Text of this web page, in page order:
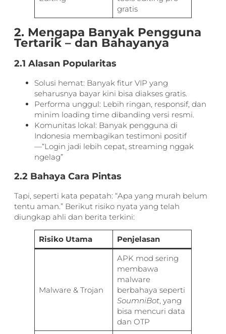
gratis
2. Mengapa Banyak Pengguna
Tertarik – dan Bahayanya
2.1 Alasan Popularitas
Solusi hemat: Banyak fitur VIP yang
seharusnya bayar kini bisa diakses gratis.
Performa unggul: Lebih ringan, responsif, dan
minim loading time dibanding versi resmi.
Komunitas lokal: Banyak pengguna di
Indonesia membagikan testimoni positif
—“Login jadi lebih cepat, streaming nggak
ngelag”
2.2 Bahaya Cara Pintas
Tapi, seperti kata pepatah: “Apa yang murah belum
tentu aman.” Berikut risiko nyata yang telah
diungkap ahli dan berita terkini:
Risiko Utama Penjelasan
Malware & Trojan
APK mod sering
membawa
malware
berbahaya seperti
SoumniBot, yang
bisa mencuri data
dan OTP